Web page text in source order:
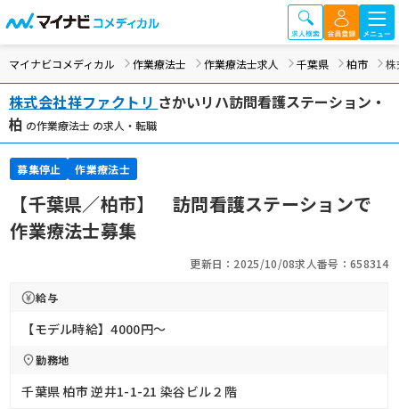
マイナビコメディカル 作業療法士 作業療法士求人 千葉県 柏市 株
株式会社祥ファクトリ さかいリハ訪問看護ステーション・
柏 の作業療法士 の求人・転職
募集停止 作業療法士
【千葉県／柏市】 訪問看護ステーションで
作業療法士募集
更新日：2025/10/08求人番号：658314
給与
【モデル時給】4000円〜
勤務地
千葉県 柏市 逆井1-1-21 染谷ビル２階